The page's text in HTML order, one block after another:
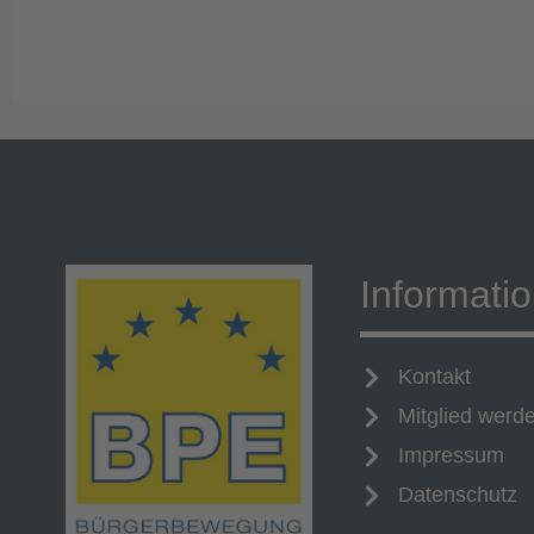
Kontakt
Mitglied
Impressum
Datenschutz